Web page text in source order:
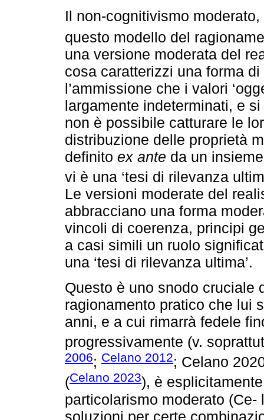
Il non-cognitivismo
questo modello del
una versione moderata del
cosa caratterizzi una forma
l’ammissione che i valori
largamente indeterminati, e
non è possibile catturare le
distribuzione delle proprietà
definito ex ante da un
vi è una ‘tesi di rilevanza
Le versioni moderate del
abbracciano una forma
vincoli di coerenza, principi
a casi simili un ruolo
una ‘tesi di rilevanza ultima’.
Questo è uno snodo cruciale
ragionamento pratico che lui
anni, e a cui rimarrà fedele
progressivamente (v.
2006; Celano 2012; Celano
(Celano 2023), è
particolarismo moderato
soluzioni per certe